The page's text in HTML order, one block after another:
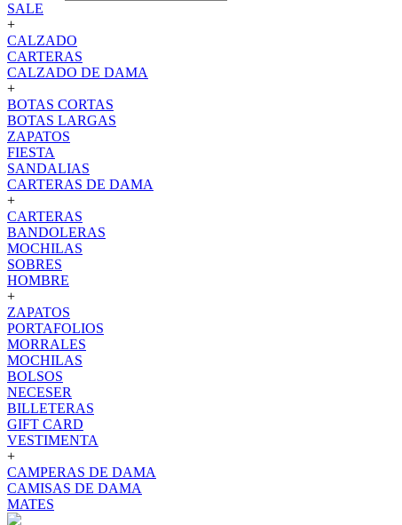
SALE
+
CALZADO
CARTERAS
CALZADO DE DAMA
+
BOTAS CORTAS
BOTAS LARGAS
ZAPATOS
FIESTA
SANDALIAS
CARTERAS DE DAMA
+
CARTERAS
BANDOLERAS
MOCHILAS
SOBRES
HOMBRE
+
ZAPATOS
PORTAFOLIOS
MORRALES
MOCHILAS
BOLSOS
NECESER
BILLETERAS
GIFT CARD
VESTIMENTA
+
CAMPERAS DE DAMA
CAMISAS DE DAMA
MATES